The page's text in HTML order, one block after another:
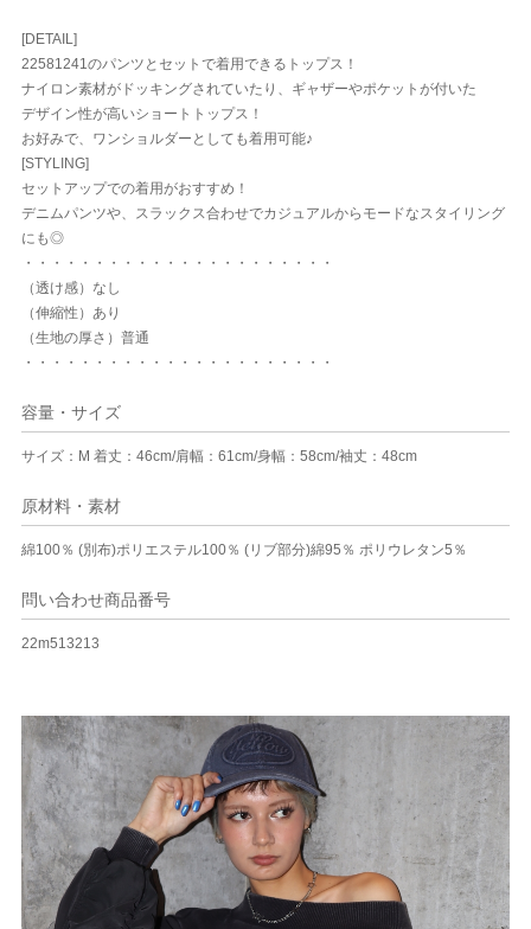
[DETAIL]
22581241のパンツとセットで着用できるトップス！
ナイロン素材がドッキングされていたり、ギャザーやポケットが付いた
デザイン性が高いショートトップス！
お好みで、ワンショルダーとしても着用可能♪
[STYLING]
セットアップでの着用がおすすめ！
デニムパンツや、スラックス合わせでカジュアルからモードなスタイリング
にも◎
・・・・・・・・・・・・・・・・・・・・・・
（透け感）なし
（伸縮性）あり
（生地の厚さ）普通
・・・・・・・・・・・・・・・・・・・・・・
容量・サイズ
サイズ：M 着丈：46cm/肩幅：61cm/身幅：58cm/袖丈：48cm
原材料・素材
綿100％ (別布)ポリエステル100％ (リブ部分)綿95％ ポリウレタン5％
問い合わせ商品番号
22m513213